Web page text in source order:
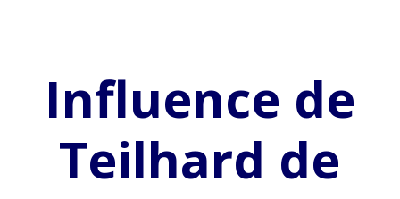
Influence de
Teilhard de